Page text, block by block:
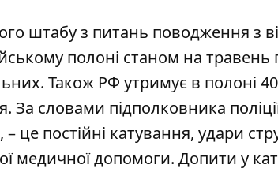
штабу з питань поводження з
полоні станом на
Також РФ утримує в полоні
За словами підполковника
це постійні катування, удари
медичної допомоги. Допити у